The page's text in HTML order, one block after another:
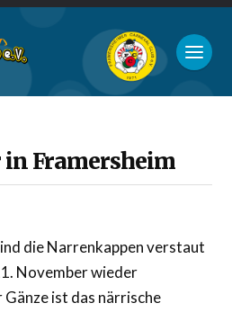
Framersheim
die Narrenkappen verstaut
November wieder
ist das närrische